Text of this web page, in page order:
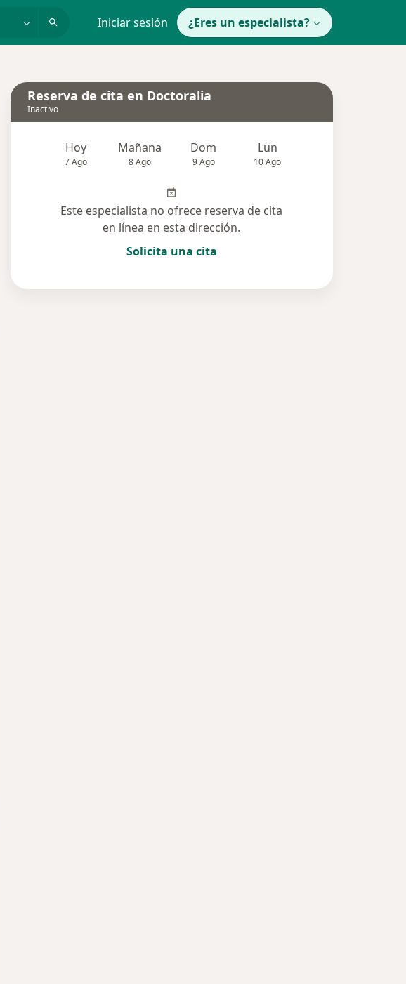
Iniciar sesión ¿Eres un especialista?
Dudas solucionadas (143)
Reserva de cita en Doctoralia
Inactivo
Hoy
7 Ago
Mañana
8 Ago
Dom
9 Ago
Lun
10 Ago
Este especialista no ofrece reserva de cita
en línea en esta dirección.
Solicita una cita